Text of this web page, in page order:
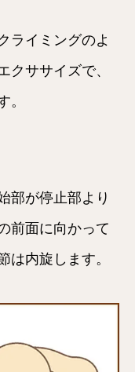
ライミングのよ
クササイズで、
。
部が停止部より
前面に向かって
は内旋します。